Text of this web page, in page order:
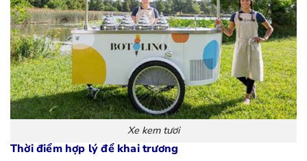
Xe kem tươi
Thời điểm hợp lý để khai trương